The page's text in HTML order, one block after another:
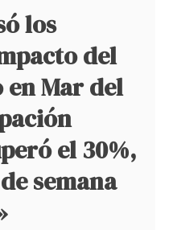
los
del
Mar del
el 30%,
semana